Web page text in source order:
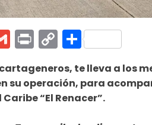
Gmail
PrintCopy
Link
te lleva a los
su operación, para
“El Renacer”.